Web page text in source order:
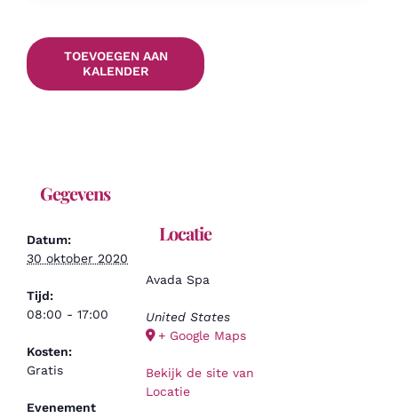
TOEVOEGEN AAN
KALENDER
Gegevens
Datum:
30 oktober 2020
Tijd:
08:00 - 17:00
Kosten:
Gratis
Evenement
Locatie
Avada Spa
United States
+ Google Maps
Bekijk de site van
Locatie